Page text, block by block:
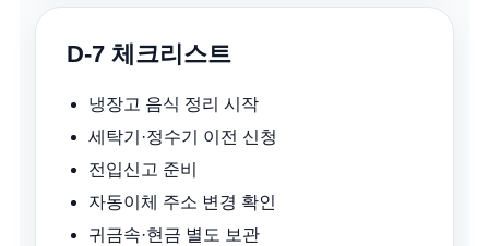
D-7 체크리스트
냉장고 음식 정리 시작
세탁기·정수기 이전 신청
전입신고 준비
자동이체 주소 변경 확인
귀금속·현금 별도 보관